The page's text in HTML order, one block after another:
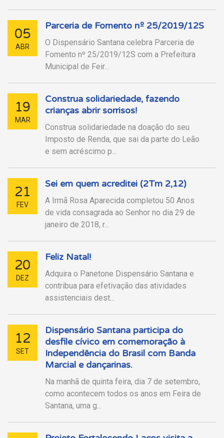
05
ABR
Parceria de Fomento nº 25/2019/12S
O Dispensário Santana celebra Parceria de
Fomento nº 25/2019/12S com a Prefeitura
Municipal de Feir...
19
MAR
Construa solidariedade, fazendo
crianças abrir sorrisos!
Construa solidariedade na doação do seu
Imposto de Renda, que sai da parte do Leão
e sem acréscimo p...
21
FEV
Sei em quem acreditei (2Tm 2,12)
A Irmã Rosa Aparecida completou 50 Anos
de vida consagrada ao Senhor no dia 29 de
janeiro de 2018, r...
20
DEZ
Feliz Natal!
Adquira o Panetone Dispensário Santana e
contribua para efetivação das atividades
assistenciais dest...
12
SET
Dispensário Santana participa do
desfile cívico em comemoração à
Independência do Brasil com Banda
Marcial e dançarinas.
Na manhã de quinta feira, dia 7 de setembro,
como acontecem todos os anos em Feira de
Santana, uma g...